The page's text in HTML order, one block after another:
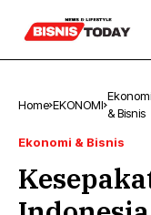
Home EKONOMI
Ekonomi
& Bisnis
Ekonomi & Bisnis